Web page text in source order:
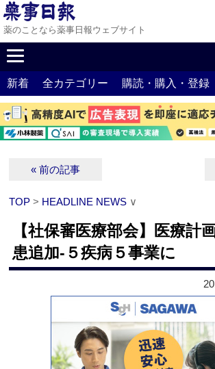
薬のことなら薬事日報ウェブサイト
新着 全カテゴリー 購読・購入・登録
« 前の記事
TOP > HEADLINE NEWS ∨
【社保審医療部会】医療計
患追加‐５疾病５事業に